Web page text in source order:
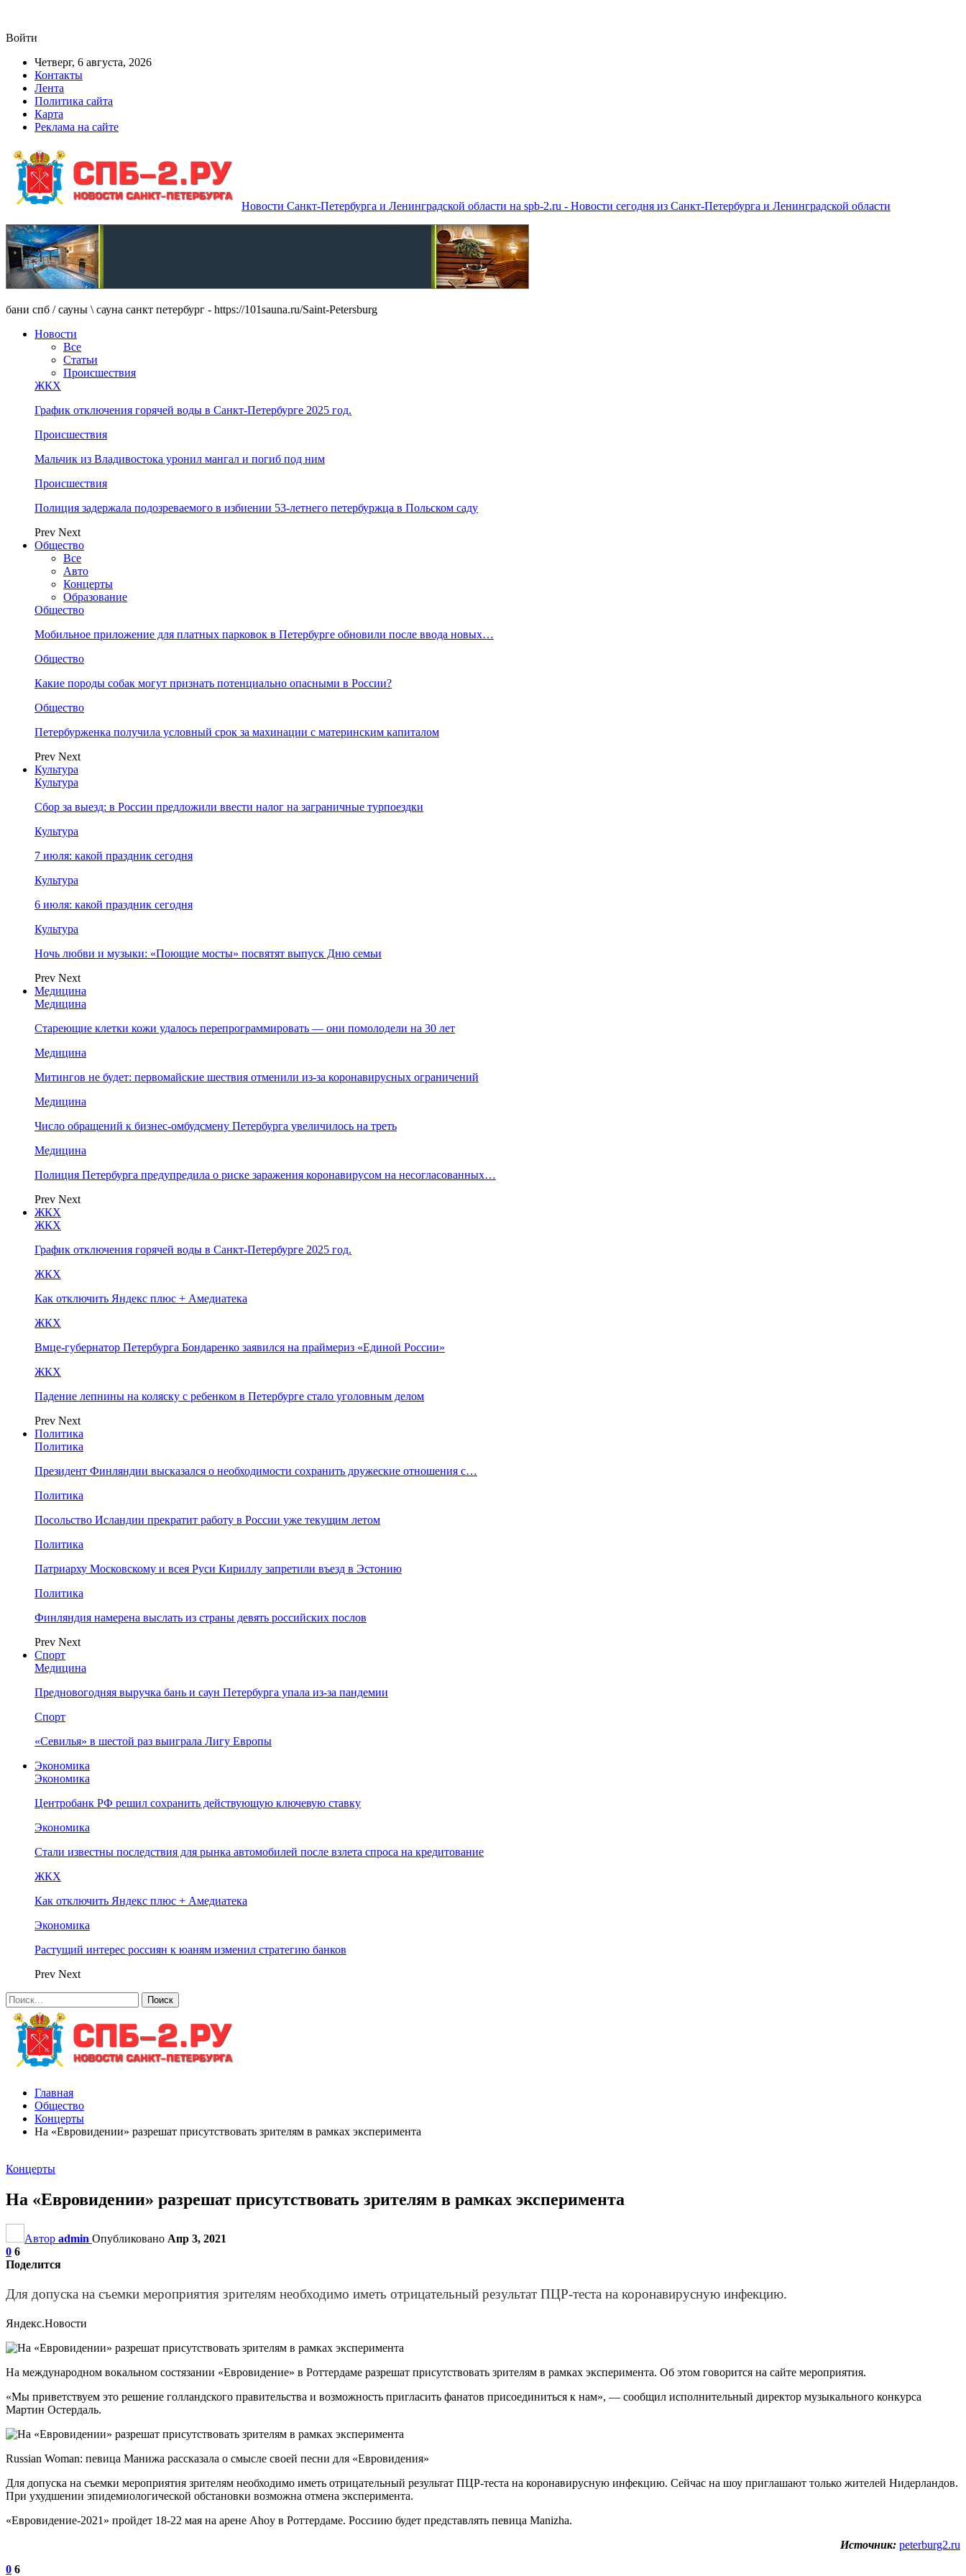
Войти
Четверг, 6 августа, 2026
Контакты
Лента
Политика сайта
Карта
Реклама на сайте
Новости Санкт-Петербурга и Ленинградской области на spb-2.ru - Новости сегодня из Санкт-Петербурга и Ленинградской области
бани спб / сауны \ сауна санкт петербург - https://101sauna.ru/Saint-Petersburg
Новости
Все
Статьи
Происшествия
ЖКХ
График отключения горячей воды в Санкт-Петербурге 2025 год.
Происшествия
Мальчик из Владивостока уронил мангал и погиб под ним
Происшествия
Полиция задержала подозреваемого в избиении 53-летнего петербуржца в Польском саду
Prev Next
Общество
Все
Авто
Концерты
Образование
Общество
Мобильное приложение для платных парковок в Петербурге обновили после ввода новых…
Общество
Какие породы собак могут признать потенциально опасными в России?
Общество
Петербурженка получила условный срок за махинации с материнским капиталом
Prev Next
Культура
Культура
Сбор за выезд: в России предложили ввести налог на заграничные турпоездки
Культура
7 июля: какой праздник сегодня
Культура
6 июля: какой праздник сегодня
Культура
Ночь любви и музыки: «Поющие мосты» посвятят выпуск Дню семьи
Prev Next
Медицина
Медицина
Стареющие клетки кожи удалось перепрограммировать — они помолодели на 30 лет
Медицина
Митингов не будет: первомайские шествия отменили из-за коронавирусных ограничений
Медицина
Число обращений к бизнес-омбудсмену Петербурга увеличилось на треть
Медицина
Полиция Петербурга предупредила о риске заражения коронавирусом на несогласованных…
Prev Next
ЖКХ
ЖКХ
График отключения горячей воды в Санкт-Петербурге 2025 год.
ЖКХ
Как отключить Яндекс плюс + Амедиатека
ЖКХ
Вмце-губернатор Петербурга Бондаренко заявился на праймериз «Единой России»
ЖКХ
Падение лепнины на коляску с ребенком в Петербурге стало уголовным делом
Prev Next
Политика
Политика
Президент Финляндии высказался о необходимости сохранить дружеские отношения с…
Политика
Посольство Исландии прекратит работу в России уже текущим летом
Политика
Патриарху Московскому и всея Руси Кириллу запретили въезд в Эстонию
Политика
Финляндия намерена выслать из страны девять российских послов
Prev Next
Спорт
Медицина
Предновогодняя выручка бань и саун Петербурга упала из-за пандемии
Спорт
«Севилья» в шестой раз выиграла Лигу Европы
Экономика
Экономика
Центробанк РФ решил сохранить действующую ключевую ставку
Экономика
Стали известны последствия для рынка автомобилей после взлета спроса на кредитование
ЖКХ
Как отключить Яндекс плюс + Амедиатека
Экономика
Растущий интерес россиян к юаням изменил стратегию банков
Prev Next
Главная
Общество
Концерты
На «Евровидении» разрешат присутствовать зрителям в рамках эксперимента
Концерты
На «Евровидении» разрешат присутствовать зрителям в рамках эксперимента
Автор admin Опубликовано Апр 3, 2021
0 6
Поделится
Для допуска на съемки мероприятия зрителям необходимо иметь отрицательный результат ПЦР-теста на коронавирусную инфекцию.
Яндекс.Новости
На международном вокальном состязании «Евровидение» в Роттердаме разрешат присутствовать зрителям в рамках эксперимента. Об этом говорится на сайте мероприятия.
«Мы приветствуем это решение голландского правительства и возможность пригласить фанатов присоединиться к нам», — сообщил исполнительный директор музыкального конкурса
Мартин Остердаль.
Russian Woman: певица Манижа рассказала о смысле своей песни для «Евровидения»
Для допуска на съемки мероприятия зрителям необходимо иметь отрицательный результат ПЦР-теста на коронавирусную инфекцию. Сейчас на шоу приглашают только жителей Нидерландов.
При ухудшении эпидемиологической обстановки возможна отмена эксперимента.
«Евровидение-2021» пройдет 18-22 мая на арене Ahoy в Роттердаме. Россиию будет представлять певица Manizha.
Источник: peterburg2.ru
0 6